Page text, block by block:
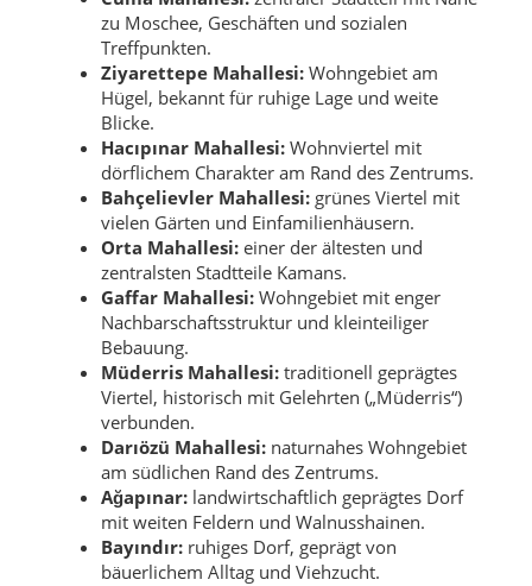
zu Moschee, Geschäften und sozialen
Treffpunkten.
Ziyarettepe Mahallesi: Wohngebiet am
Hügel, bekannt für ruhige Lage und weite
Blicke.
Hacıpınar Mahallesi: Wohnviertel mit
dörflichem Charakter am Rand des Zentrums.
Bahçelievler Mahallesi: grünes Viertel mit
vielen Gärten und Einfamilienhäusern.
Orta Mahallesi: einer der ältesten und
zentralsten Stadtteile Kamans.
Gaffar Mahallesi: Wohngebiet mit enger
Nachbarschaftsstruktur und kleinteiliger
Bebauung.
Müderris Mahallesi: traditionell geprägtes
Viertel, historisch mit Gelehrten („Müderris“)
verbunden.
Darıözü Mahallesi: naturnahes Wohngebiet
am südlichen Rand des Zentrums.
Ağapınar: landwirtschaftlich geprägtes Dorf
mit weiten Feldern und Walnusshainen.
Bayındır: ruhiges Dorf, geprägt von
bäuerlichem Alltag und Viehzucht.